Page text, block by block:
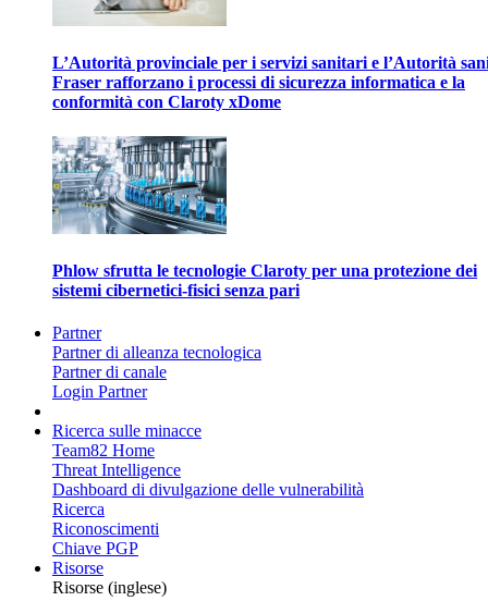
L’Autorità provinciale per i servizi sanitari e l’Autorità
Fraser rafforzano i processi di sicurezza informatica e la
conformità con Claroty xDome
Phlow sfrutta le tecnologie Claroty per una protezione dei
sistemi cibernetici-fisici senza pari
Partner
Partner di alleanza tecnologica
Partner di canale
Login Partner
Ricerca sulle minacce
Team82 Home
Threat Intelligence
Dashboard di divulgazione delle vulnerabilità
Ricerca
Riconoscimenti
Chiave PGP
Risorse
Risorse (inglese)